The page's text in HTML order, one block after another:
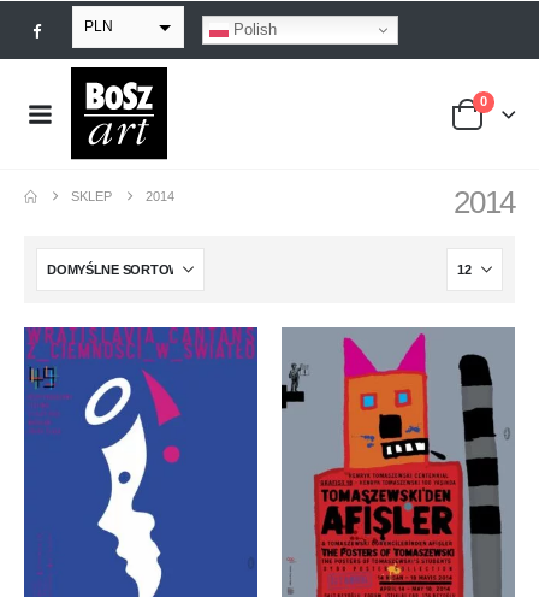
PLN
EUR
USD
Polish
0
2014
SKLEP 2014